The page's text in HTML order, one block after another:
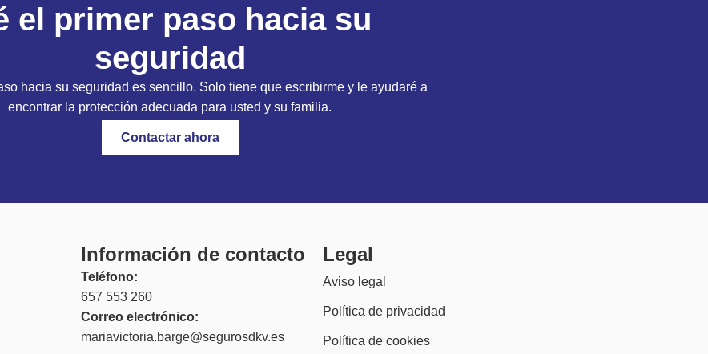
el primer paso hacia su
seguridad
hacia su seguridad es sencillo. Solo tiene que escribirme y le ayudaré a
encontrar la protección adecuada para usted y su familia.
Contactar ahora
Información de contacto
Teléfono:
657 553 260
Correo electrónico:
mariavictoria.barge@segurosdkv.es
Legal
Aviso legal
Política de privacidad
Política de cookies